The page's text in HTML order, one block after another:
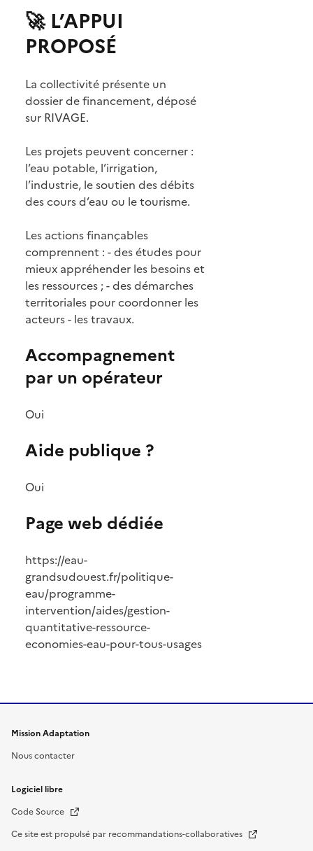
🚀 L’APPUI
PROPOSÉ
La collectivité présente un
dossier de financement, déposé
sur RIVAGE.
Les projets peuvent concerner :
l’eau potable, l’irrigation,
l’industrie, le soutien des débits
des cours d’eau ou le tourisme.
Les actions finançables
comprennent : - des études pour
mieux appréhender les besoins et
les ressources ; - des démarches
territoriales pour coordonner les
acteurs - les travaux.
Accompagnement
par un opérateur
Oui
Aide publique ?
Oui
Page web dédiée
https://eau-
grandsudouest.fr/politique-
eau/programme-
intervention/aides/gestion-
quantitative-ressource-
economies-eau-pour-tous-usages
Mission Adaptation
Nous contacter
Logiciel libre
Code Source Nouvelle fenêtre
Ce site est propulsé par recommandations-collaboratives Nouvelle fenêtre